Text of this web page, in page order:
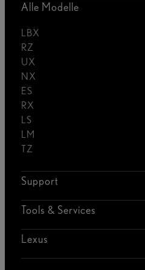
Alle Modelle
LBX
RZ
UX
NX
ES
RX
LS
LM
TZ
Support
Tools & Services
Lexus